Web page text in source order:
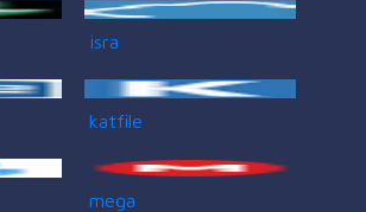
isra
katfile
mega